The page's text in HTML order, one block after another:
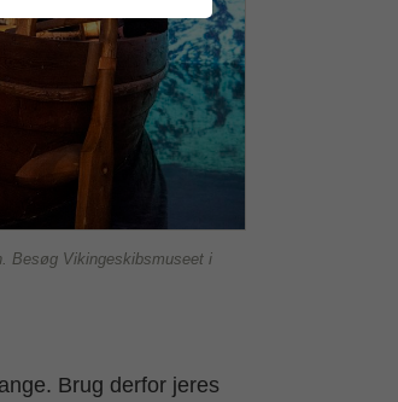
Besøg Vikingeskibsmuseet i
Brug derfor jeres